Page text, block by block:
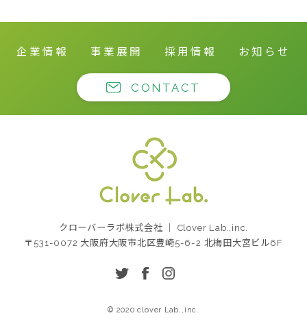
企業情報 事業展開 採用情報 お知らせ
CONTACT
会社
クローバーラボ株式会社 ｜ Clover Lab.,inc.
〒531-0072 大阪府大阪市北区豊崎5-6-2 北梅田大宮ビル6F
© 2020 clover Lab.,inc.